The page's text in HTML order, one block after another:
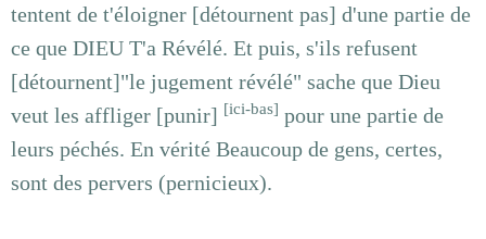
tentent de t'éloigner [détournent pas] d'une partie de
ce que DIEU T'a Révélé. Et puis, s'ils refusent
[détournent]"le jugement révélé" sache que Dieu
veut les affliger [punir] [ici-bas] pour une partie de
leurs péchés. En vérité Beaucoup de gens, certes,
sont des pervers (pernicieux).